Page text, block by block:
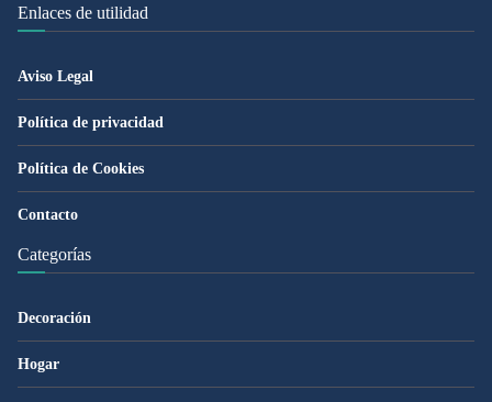
Enlaces de utilidad
Aviso Legal
Política de privacidad
Política de Cookies
Contacto
Categorías
Decoración
Hogar